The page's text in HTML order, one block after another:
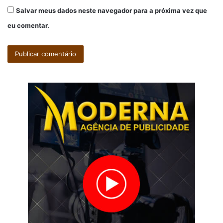
Salvar meus dados neste navegador para a próxima vez que
eu comentar.